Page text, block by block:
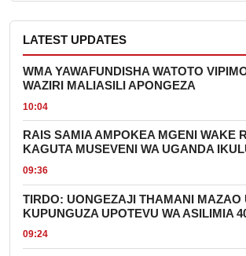
LATEST UPDATES
WMA YAWAFUNDISHA WATOTO
WAZIRI MALIASILI APONGEZA
10:04
RAIS SAMIA AMPOKEA MGENI WAKE
KAGUTA MUSEVENI WA UGANDA
09:36
TIRDO: UONGEZAJI THAMANI MAZAO
KUPUNGUZA UPOTEVU WA ASILIMIA
09:24